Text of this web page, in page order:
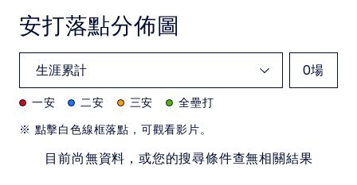
安打落點分佈圖
0場
一安 二安 三安
全壘打
※ 點擊白色線框落點，可觀看影片。
目前尚無資料，或您的搜尋條件查無相關結果